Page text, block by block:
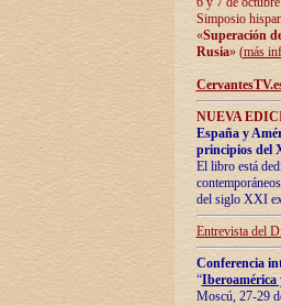
Simposio
«Superación
Rusia» (más
NUEVA
España y
principios del
El libro está
del siglo XXI
Entrevista del
Conferencia
“Iberoamérica
Moscú, 27-29